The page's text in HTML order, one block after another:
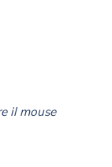
il mouse